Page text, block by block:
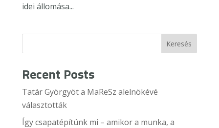
idei állomása...
Keresés
Recent Posts
Tatár Györgyöt a MaReSz alelnökévé
választották
Így csapatépítünk mi – amikor a munka, a